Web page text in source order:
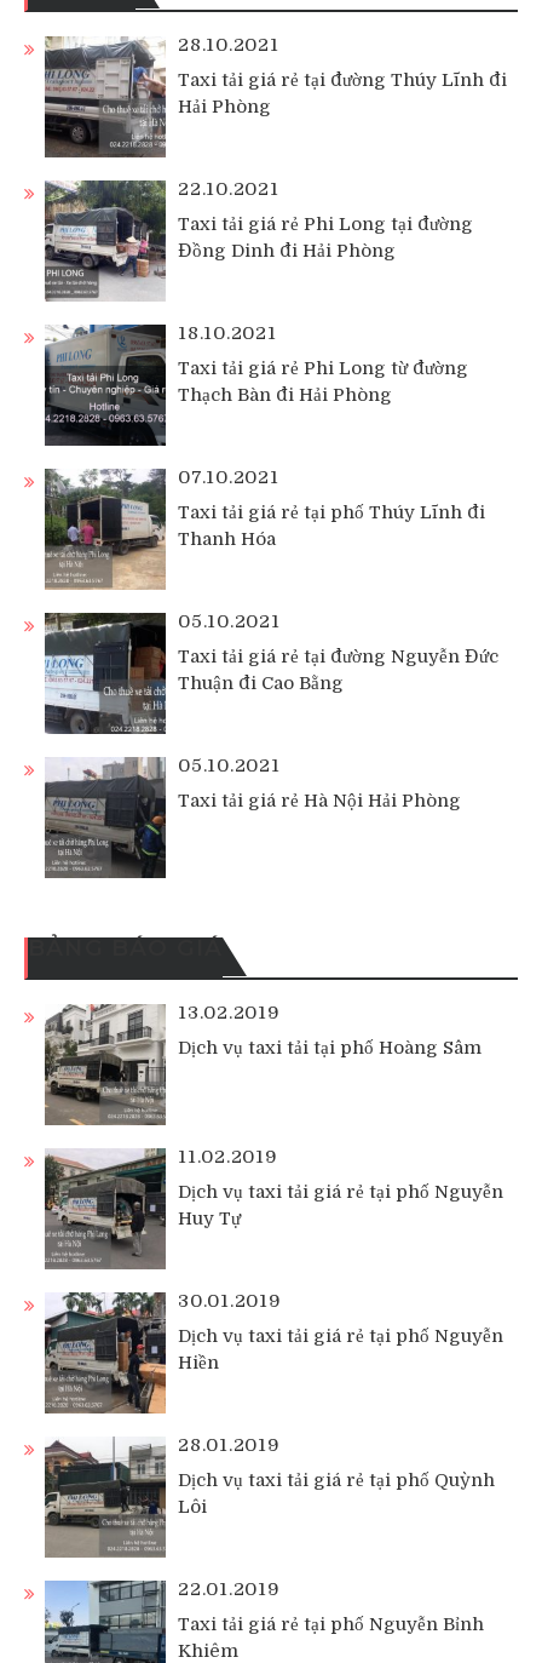
28.10.2021
Taxi tải giá rẻ tại đường Thúy Lĩnh đi
Hải Phòng
22.10.2021
Taxi tải giá rẻ Phi Long tại đường
Đồng Dinh đi Hải Phòng
18.10.2021
Taxi tải giá rẻ Phi Long từ đường
Thạch Bàn đi Hải Phòng
07.10.2021
Taxi tải giá rẻ tại phố Thúy Lĩnh đi
Thanh Hóa
05.10.2021
Taxi tải giá rẻ tại đường Nguyễn Đức
Thuận đi Cao Bằng
05.10.2021
Taxi tải giá rẻ Hà Nội Hải Phòng
BẢNG BÁO GIÁ
13.02.2019
Dịch vụ taxi tải tại phố Hoàng Sâm
11.02.2019
Dịch vụ taxi tải giá rẻ tại phố Nguyễn
Huy Tự
30.01.2019
Dịch vụ taxi tải giá rẻ tại phố Nguyễn
Hiền
28.01.2019
Dịch vụ taxi tải giá rẻ tại phố Quỳnh
Lôi
22.01.2019
Taxi tải giá rẻ tại phố Nguyễn Bỉnh
Khiêm